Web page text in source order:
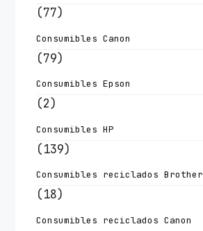
(77)
Consumibles Canon
(79)
Consumibles Epson
(2)
Consumibles HP
(139)
Consumibles reciclados Brother
(18)
Consumibles reciclados Canon